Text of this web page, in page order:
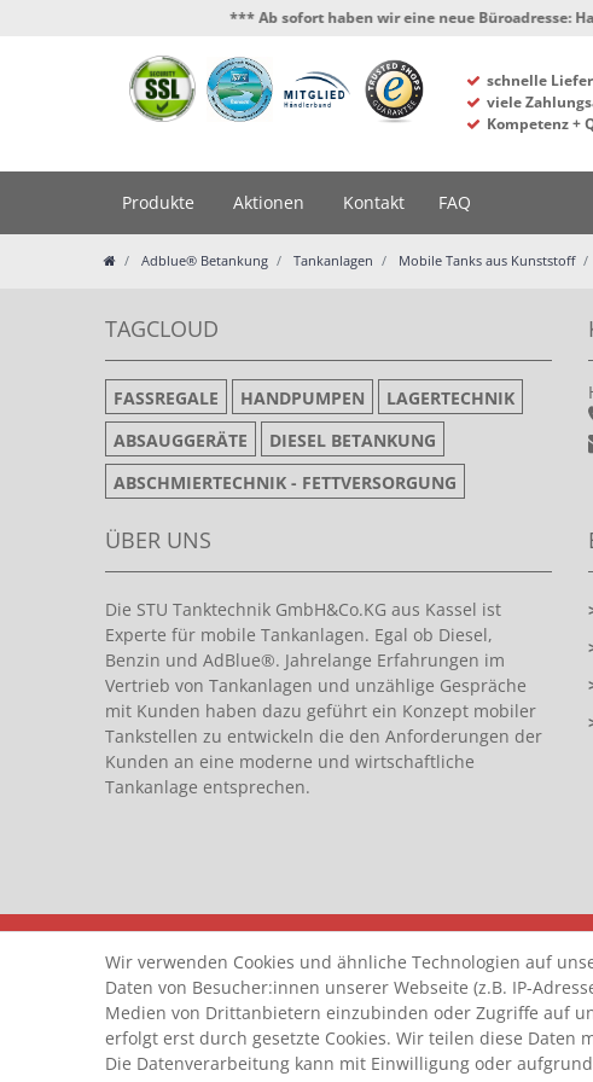
*** Ab sofort haben wir eine neue Büroadresse:
schnelle
viele
Kompetenz +
Produkte Aktionen Kontakt FAQ
Adblue® Betankung Tankanlagen Mobile Tanks aus Kunststoff
TAGCLOUD
FASSREGALE HANDPUMPEN
LAGERTECHNIK
ABSAUGGERÄTE
DIESEL BETANKUNG
ABSCHMIERTECHNIK - FETTVERSORGUNG
ÜBER UNS
Die STU Tanktechnik GmbH&Co.KG aus Kassel ist
Experte für mobile Tankanlagen. Egal ob Diesel,
Benzin und AdBlue®. Jahrelange Erfahrungen im
Vertrieb von Tankanlagen und unzählige Gespräche
mit Kunden haben dazu geführt ein Konzept mobiler
Tankstellen zu entwickeln die den Anforderungen der
Kunden an eine moderne und wirtschaftliche
Tankanlage entsprechen.
© Copyright 2026 by STU Tanktechnik
Alle Rechte vorbehalten.
Wir verwenden Cookies und ähnliche Technologien auf
Daten von Besucher:innen unserer Webseite (z.B. IP-
Medien von Drittanbietern einzubinden oder Zugriffe auf
erfolgt erst durch gesetzte Cookies. Wir teilen diese
Die Datenverarbeitung kann mit Einwilligung oder